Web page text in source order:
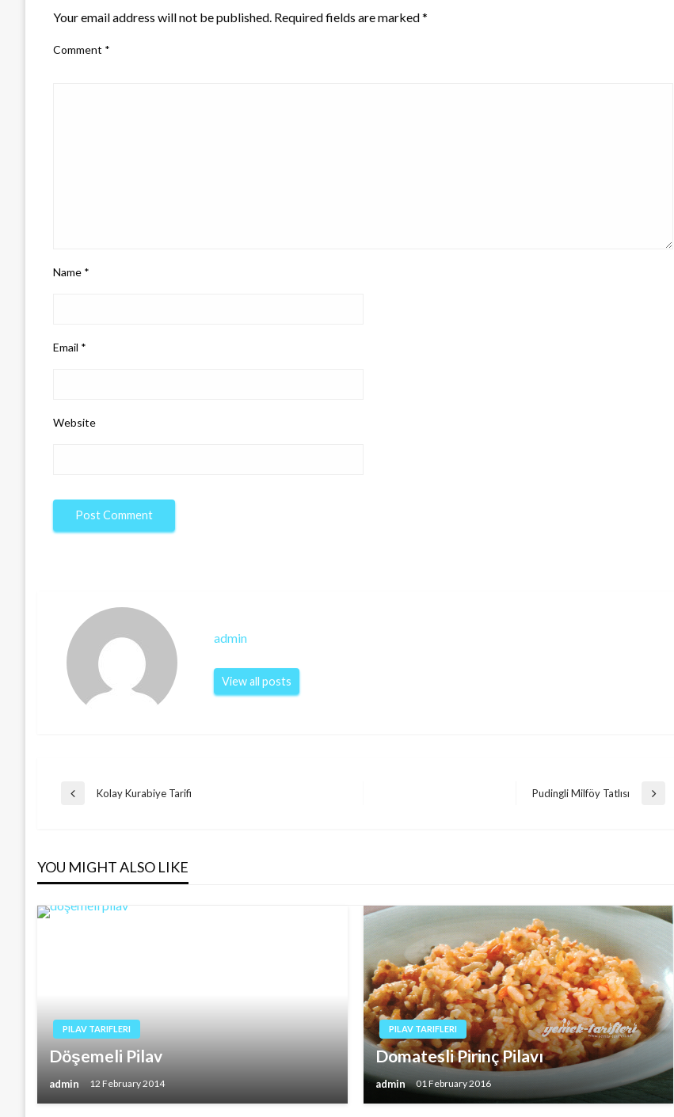
Your email address will not be published. Required fields are marked*
Comment *
Name *
Email *
Website
admin
View all posts
Post
Previous
Kolay Kurabiye Tarifi
Next
Pudingli Milföy Tatlısı
YOU MIGHT ALSO LIKE
PILAV TARIFLERI
Döşemeli Pilav
admin 12 February 2014
PILAV TARIFLERI
Domatesli Pirinç Pilavı
admin 01 February 2016